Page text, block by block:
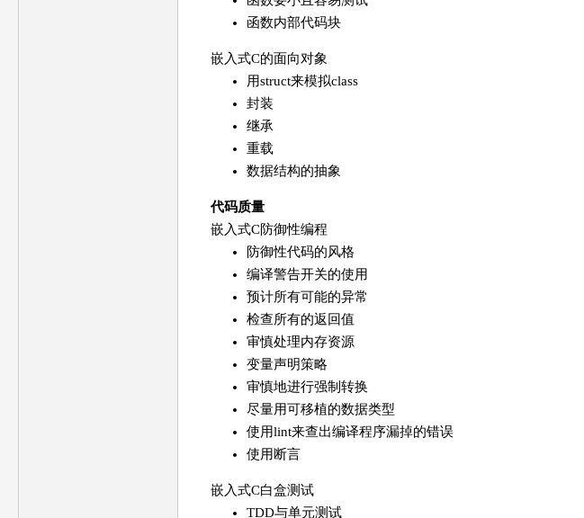
函数内部代码块
嵌入式C的面向对象
用struct来模拟class
封装
继承
重载
数据结构的抽象
代码质量
嵌入式C防御性编程
防御性代码的风格
编译警告开关的使用
预计所有可能的异常
检查所有的返回值
审慎处理内存资源
变量声明策略
审慎地进行强制转换
尽量用可移植的数据类型
使用lint来查出编译程序漏掉的错误
使用断言
嵌入式C白盒测试
TDD与单元测试